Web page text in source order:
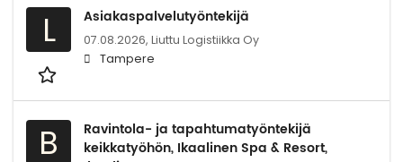
L Asiakaspalvelutyöntekijä
07.08.2026, Liuttu Logistiikka Oy
Tampere
B
Ravintola- ja tapahtumatyöntekijä
keikkatyöhön, Ikaalinen Spa & Resort,